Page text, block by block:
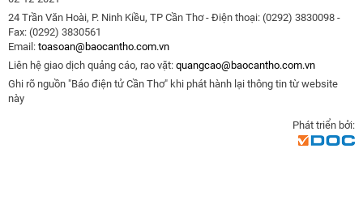
24 Trần Văn Hoài, P. Ninh Kiều, TP Cần Thơ - Điện thoại: (0292) 3830098 -
Fax: (0292) 3830561
Email: toasoan@baocantho.com.vn
Liên hệ giao dịch quảng cáo, rao vặt: quangcao@baocantho.com.vn
Ghi rõ nguồn "Báo điện tử Cần Thơ" khi phát hành lại thông tin từ website
này
Phát triển bởi: